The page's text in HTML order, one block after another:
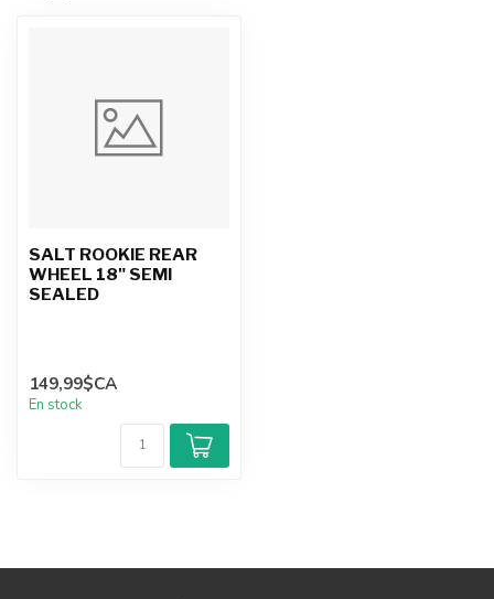
SALT ROOKIE REAR
WHEEL 18" SEMI
SEALED
149,99$CA
En stock